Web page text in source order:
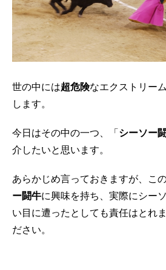
世の中には超危険なエクストリー
します。
今日はその中の一つ、「 シーソー
介したいと思います。
あらかじめ言っておきますが、こ
ー闘牛に興味を持ち、実際にシー
い目に遭ったとしても責任はとれ
ださい。